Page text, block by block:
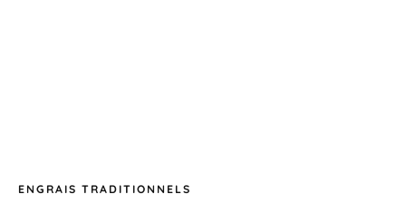
ENGRAIS TRADITIONNELS